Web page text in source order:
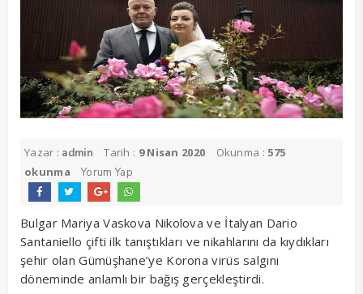
Yazar : admin Tarih : 9 Nisan 2020 Okunma : 575
okunma
Yorum Yap
Bulgar Mariya Vaskova Nikolova ve İtalyan Dario
Santaniello çifti ilk tanıştıkları ve nikahlarını da kıydıkları
şehir olan Gümüşhane’ye Korona virüs salgını
döneminde anlamlı bir bağış gerçekleştirdi.